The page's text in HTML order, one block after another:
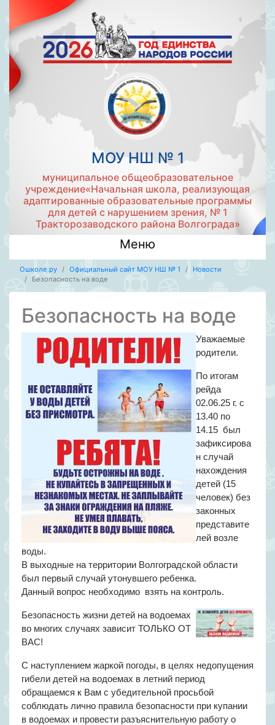
МОУ НШ № 1
муниципальное общеобразовательное
учреждение«Начальная школа, реализующая
адаптированные образовательные программы
для детей с нарушением зрения, № 1
Тракторозаводского района Волгограда»
Меню
Ошколе.ру Официальный сайт МОУ НШ № 1
Новости
Безопасность на воде
Безопасность на воде
Уважаемые
родители.
По итогам
рейда
02.06.25 г. с
13.40 по
14.15 был
зафиксирова
н случай
нахождения
детей (15
человек) без
законных
представите
лей возле
воды.
В выходные на территории Волгоградской области
был первый случай утонувшего ребенка.
Данный вопрос необходимо взять на контроль.
Безопасность жизни детей на водоемах
во многих случаях зависит ТОЛЬКО ОТ
ВАС!
С наступлением жаркой погоды, в целях недопущения
гибели детей на водоемах в летний период
обращаемся к Вам с убедительной просьбой
соблюдать лично правила безопасности при купании
в водоемах и провести разъяснительную работу о